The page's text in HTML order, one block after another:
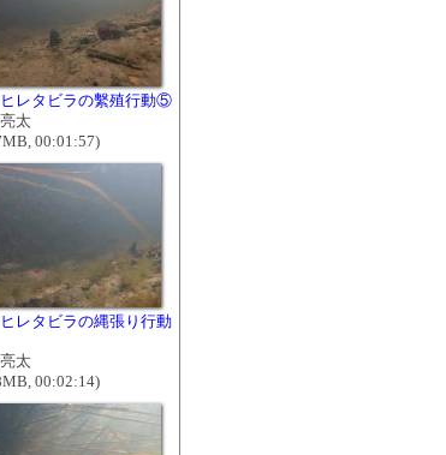
レタビラの繫殖行動⑤
太
00:01:57)
レタビラの縄張り行動
太
00:02:14)